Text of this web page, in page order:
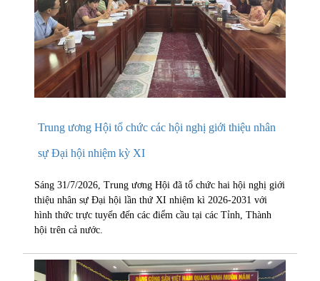
Trung ương Hội tổ chức các hội nghị giới thiệu nhân
sự Đại hội nhiệm kỳ XI
Sáng 31/7/2026, Trung ương Hội đã tổ chức hai hội nghị giới
thiệu nhân sự Đại hội lần thứ XI nhiệm kì 2026-2031 với
hình thức trực tuyến đến các điểm cầu tại các Tỉnh, Thành
hội trên cả nước.